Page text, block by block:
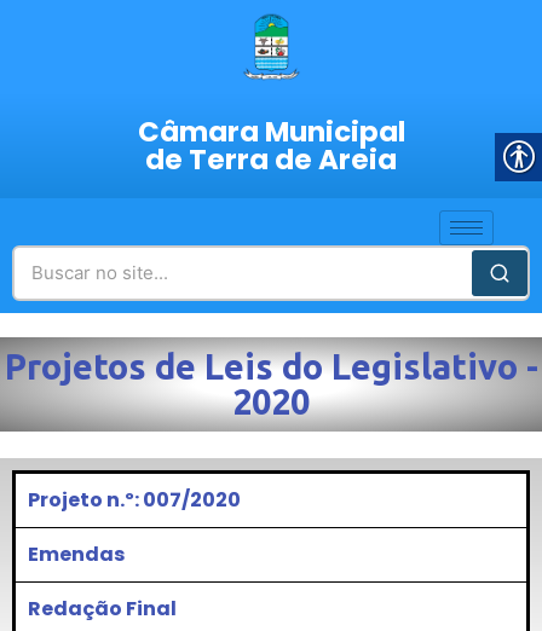
Câmara Municipal
de Terra de Areia
Projetos de Leis do Legislativo -
2020
Projeto n.º: 007/2020
Emendas
Redação Final